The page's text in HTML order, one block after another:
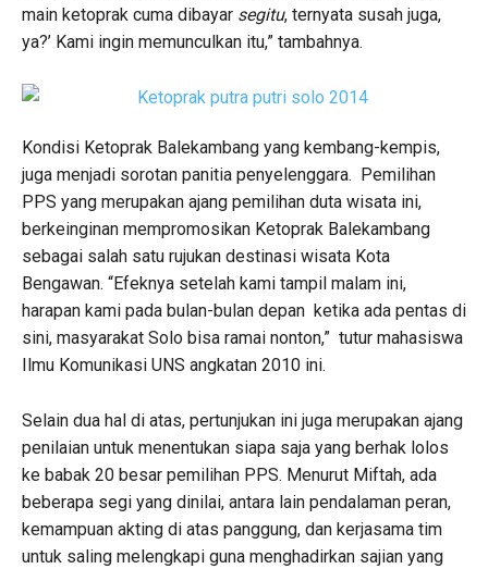
main ketoprak cuma dibayar segitu, ternyata susah juga,
ya?’ Kami ingin memunculkan itu,” tambahnya.
Kondisi Ketoprak Balekambang yang kembang-kempis,
juga menjadi sorotan panitia penyelenggara. Pemilihan
PPS yang merupakan ajang pemilihan duta wisata ini,
berkeinginan mempromosikan Ketoprak Balekambang
sebagai salah satu rujukan destinasi wisata Kota
Bengawan. “Efeknya setelah kami tampil malam ini,
harapan kami pada bulan-bulan depan ketika ada pentas di
sini, masyarakat Solo bisa ramai nonton,” tutur mahasiswa
Ilmu Komunikasi UNS angkatan 2010 ini.
Selain dua hal di atas, pertunjukan ini juga merupakan ajang
penilaian untuk menentukan siapa saja yang berhak lolos
ke babak 20 besar pemilihan PPS. Menurut Miftah, ada
beberapa segi yang dinilai, antara lain pendalaman peran,
kemampuan akting di atas panggung, dan kerjasama tim
untuk saling melengkapi guna menghadirkan sajian yang